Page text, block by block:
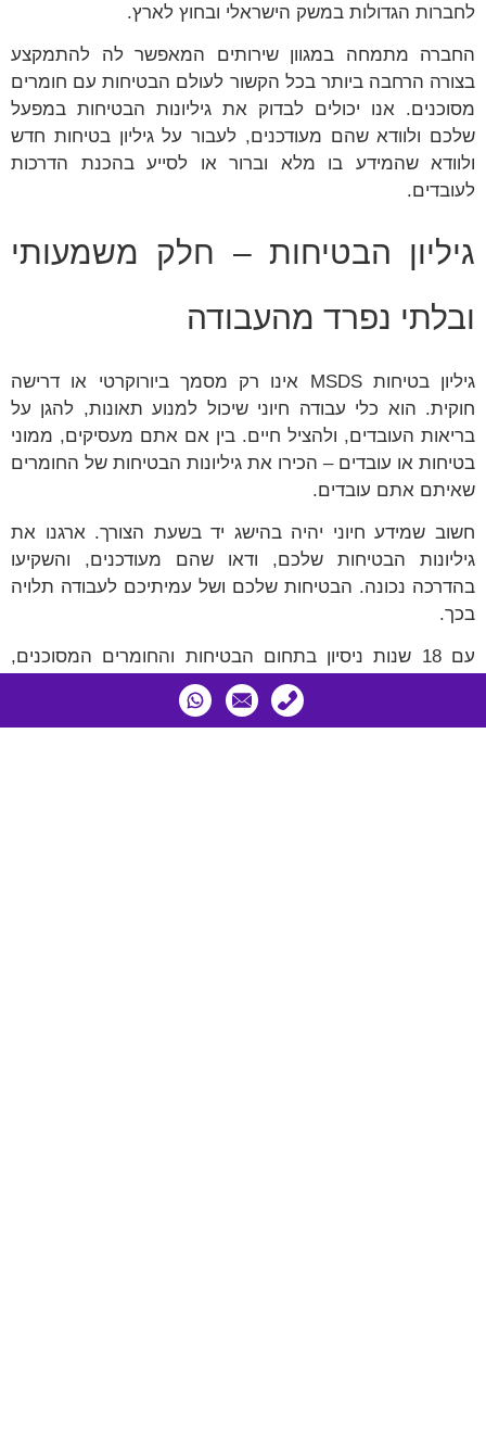
לחברות הגדולות במשק הישראלי ובחוץ לארץ.
החברה מתמחה במגוון שירותים המאפשר לה להתמקצע
בצורה הרחבה ביותר בכל הקשור לעולם הבטיחות עם חומרים
מסוכנים. אנו יכולים לבדוק את גיליונות הבטיחות במפעל
שלכם ולוודא שהם מעודכנים, לעבור על גיליון בטיחות חדש
ולוודא שהמידע בו מלא וברור או לסייע בהכנת הדרכות
לעובדים.
גיליון הבטיחות – חלק משמעותי
ובלתי נפרד מהעבודה
גיליון בטיחות MSDS אינו רק מסמך ביורוקרטי או דרישה
חוקית. הוא כלי עבודה חיוני שיכול למנוע תאונות, להגן על
בריאות העובדים, ולהציל חיים. בין אם אתם מעסיקים, ממוני
בטיחות או עובדים – הכירו את גיליונות הבטיחות של החומרים
שאיתם אתם עובדים.
חשוב שמידע חיוני יהיה בהישג יד בשעת הצורך. ארגנו את
גיליונות הבטיחות שלכם, ודאו שהם מעודכנים, והשקיעו
בהדרכה נכונה. הבטיחות שלכם ושל עמיתיכם לעבודה תלויה
בכך.
עם 18 שנות ניסיון בתחום הבטיחות והחומרים המסוכנים,
אנחנו כאן כדי לעזור. אם יש לכם שאלות, צורך בייעוץ, או
עזרה בניהול גיליונות הבטיחות במפעל שלכם – אל תהססו